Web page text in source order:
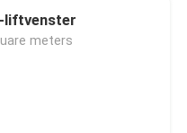
liftvenster
meters